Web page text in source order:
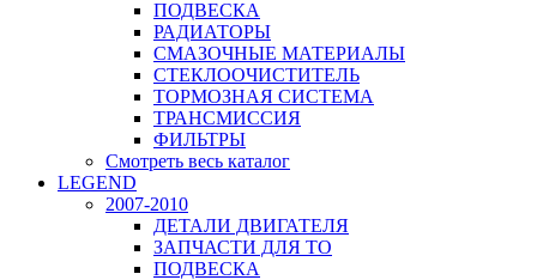
ПОДВЕСКА
РАДИАТОРЫ
СМАЗОЧНЫЕ МАТЕРИАЛЫ
СТЕКЛООЧИСТИТЕЛЬ
ТОРМОЗНАЯ СИСТЕМА
ТРАНСМИССИЯ
ФИЛЬТРЫ
Смотреть весь каталог
LEGEND
2007-2010
ДЕТАЛИ ДВИГАТЕЛЯ
ЗАПЧАСТИ ДЛЯ ТО
ПОДВЕСКА